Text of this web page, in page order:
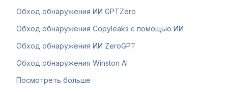
Обход обнаружения ИИ GPTZero
Обход обнаружения Copyleaks с помощью ИИ
Обход обнаружения ИИ ZeroGPT
Обход обнаружения Winston AI
Посмотреть больше